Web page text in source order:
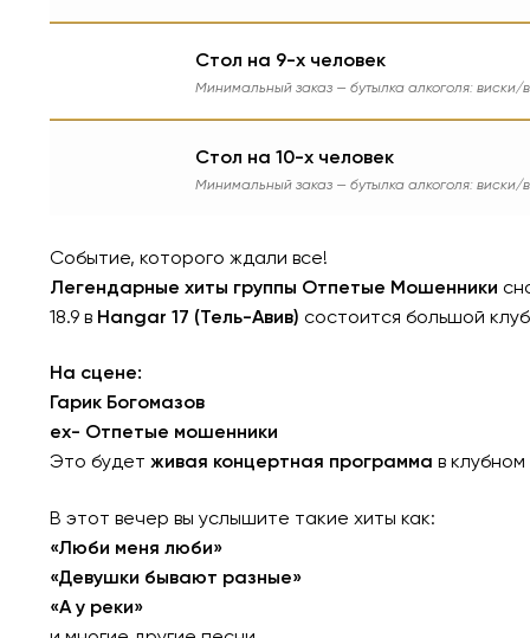
Стол на 9-х человек
Минимальный заказ — бутылка алкоголя:
Стол на 10-х человек
Минимальный заказ — бутылка алкоголя:
Событие, которого ждали все!
Легендарные хиты группы Отпетые Мошенники
18.9 в Hangar 17 (Тель-Авив) состоится большой
На сцене:
Гарик Богомазов
ex- Отпетые мошенники
Это будет живая концертная программа в
В этот вечер вы услышите такие хиты как:
«Люби меня люби»
«Девушки бывают разные»
«А у реки»